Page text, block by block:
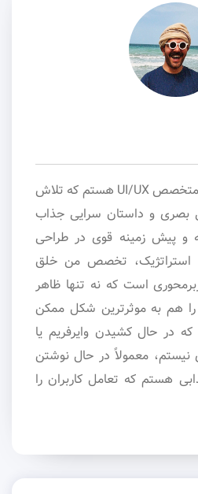
من یک طراح محصول و متخصص UI/UX هستم که تلاش
بصری و داستان سرایی جذاب
و پیش زمینه قوی در طراحی
استراتژیک، تخصص من خلق
است که نه تنها ظاهر
را هم به موثرترین شکل ممکن
در حال کشیدن وایرفریم یا
نیستم، معمولاً در حال نوشتن
هستم که تعامل کاربران را